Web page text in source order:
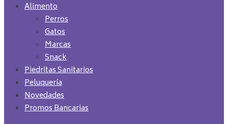
Alimento
Perros
Gatos
Marcas
Snack
Piedritas Sanitarios
Peluquería
Novedades
Promos Bancarias